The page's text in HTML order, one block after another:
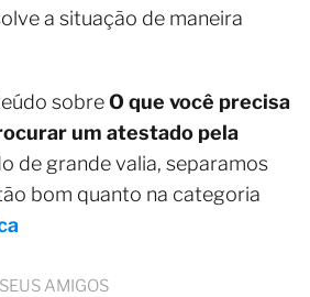
a situação de maneira
sobreO que você precisa
um atestado pela
de grande valia, separamos
bom quanto na categoria
AMIGOS